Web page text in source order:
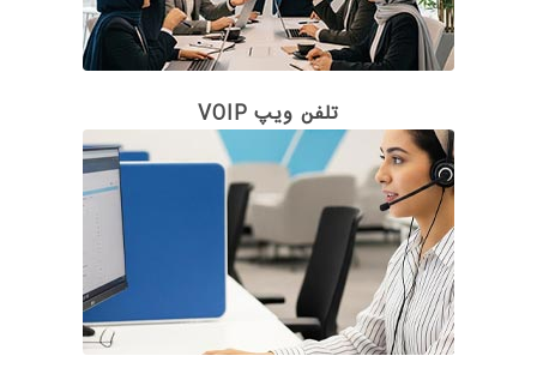
تلفن ویپ VOIP